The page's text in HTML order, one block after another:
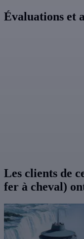
Évaluations et
Les clients de
fer à cheval)